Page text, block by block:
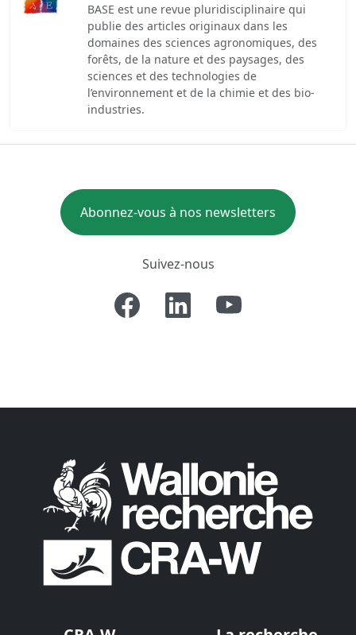
BASE est une revue pluridisciplinaire qui
publie des articles originaux dans les
domaines des sciences agronomiques, des
forêts, de la nature et des paysages, des
sciences et des technologies de
l’environnement et de la chimie et des bio-
industries.
Abonnez-vous à nos newsletters
Suivez-nous